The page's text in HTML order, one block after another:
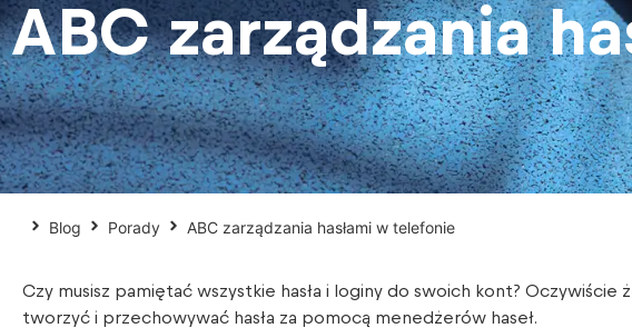
ABC zarządzania
Blog Porady ABC zarządzania hasłami w telefonie
Czy musisz pamiętać wszystkie hasła i loginy do swoich kont? Oczywiście
tworzyć i przechowywać hasła za pomocą menedżerów haseł.